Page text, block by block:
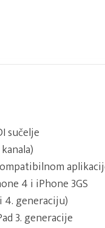
sučelje
4 i iPhone 3GS
4. generaciju)
3. generacije